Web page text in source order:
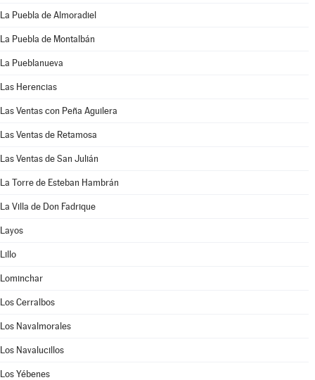
La Puebla de Almoradiel
La Puebla de Montalbán
La Pueblanueva
Las Herencias
Las Ventas con Peña Aguilera
Las Ventas de Retamosa
Las Ventas de San Julián
La Torre de Esteban Hambrán
La Villa de Don Fadrique
Layos
Lillo
Lominchar
Los Cerralbos
Los Navalmorales
Los Navalucillos
Los Yébenes